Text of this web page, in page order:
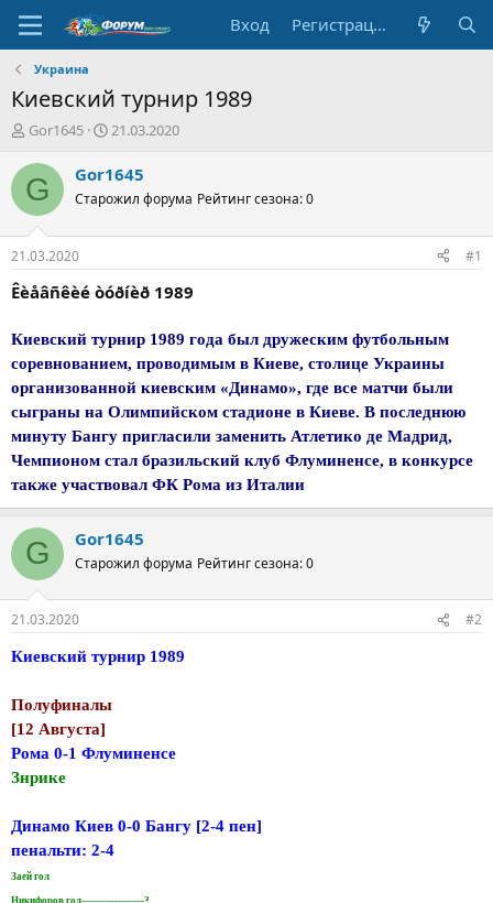
Вход Регистрация
Украина
Киевский турнир 1989
А
т
о
т
е
м
ы
Gor1645
Д
т
н
а
л
21.03.2020
G Gor1645
Старожил форума Рейтинг сезона: 0
21.03.2020 #1
Êèåâñêèé òóðíèð 1989
Киевский турнир 1989 года был дружеским футбольным
соревнованием, проводимым в Киеве, столице Украины
организованной киевским «Динамо», где все матчи были
сыграны на Олимпийском стадионе в Киеве. В последнюю
минуту Бангу пригласили заменить Атлетико де Мадрид,
Чемпионом стал бразильский клуб Флуминенсе, в конкурсе
также участвовал ФК Рома из Италии
G Gor1645
Старожил форума Рейтинг сезона: 0
21.03.2020 #2
Киевский турнир 1989
Полуфиналы
[12 Августа]
Рома 0-1 Флуминенсе
Знрике
Динамо Киев 0-0 Бангу [2-4 пен]
пенальти: 2-4
Заей гол
Никифоров гол-------------------?